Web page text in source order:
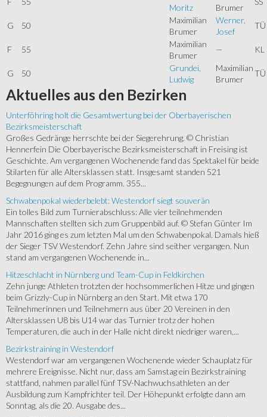
Moritz
Brumer
G 50
Maximilian
Brumer
Werner,
Josef
TÜ
F 55
Maximilian
Brumer
— KL
G 50
Grundei,
Ludwig
Maximilian
Brumer
TÜ
Aktuelles aus den Bezirken
Unterföhring holt die Gesamtwertung bei der Oberbayerischen
Bezirksmeisterschaft
Großes Gedränge herrschte bei der Siegerehrung. © Christian
Hennerfein Die Oberbayerische Bezirksmeisterschaft in Freising ist
Geschichte. Am vergangenen Wochenende fand das Spektakel für beide
Stilarten für alle Altersklassen statt. Insgesamt standen 521
Begegnungen auf dem Programm. 355...
Schwabenpokal wiederbelebt: Westendorf siegt souverän
Ein tolles Bild zum Turnierabschluss: Alle vier teilnehmenden
Mannschaften stellten sich zum Gruppenbild auf. © Stefan Günter Im
Jahr 2016 ging es zum letzten Mal um den Schwabenpokal. Damals hieß
der Sieger TSV Westendorf. Zehn Jahre sind seither vergangen. Nun
stand am vergangenen Wochenende in...
Hitzeschlacht in Nürnberg und Team-Cup in Feldkirchen
Zehn junge Athleten trotzten der hochsommerlichen Hitze und gingen
beim Grizzly-Cup in Nürnberg an den Start. Mit etwa 170
Teilnehmerinnen und Teilnehmern aus über 20 Vereinen in den
Altersklassen U8 bis U14 war das Turnier trotz der hohen
Temperaturen, die auch in der Halle nicht direkt niedriger waren,...
Bezirkstraining in Westendorf
Westendorf war am vergangenen Wochenende wieder Schauplatz für
mehrere Ereignisse. Nicht nur, dass am Samstag ein Bezirkstraining
stattfand, nahmen parallel fünf TSV-Nachwuchsathleten an der
Ausbildung zum Kampfrichter teil. Der Höhepunkt erfolgte dann am
Sonntag, als die 20. Ausgabe des...